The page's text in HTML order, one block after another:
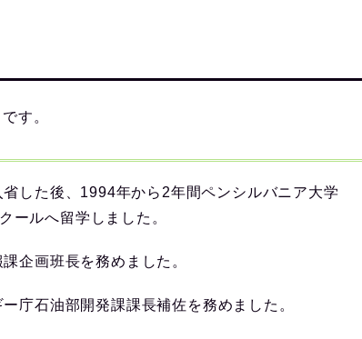
す。
した後、1994年から2年間ペンシルバニア大学
ールへ留学しました。
企画班長を務めました。
庁石油部開発課課長補佐を務めました。